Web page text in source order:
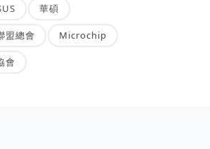
華碩
盟總會 Microchip
會